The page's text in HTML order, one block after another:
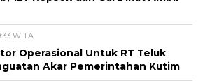
WITA
Operasional Untuk RT Teluk
Akar Pemerintahan Kutim